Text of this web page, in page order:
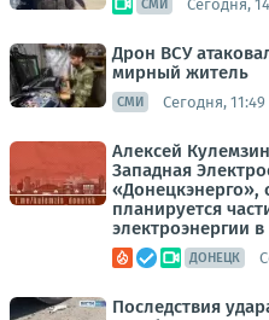
СМИ Сегодня,
Дрон ВСУ
мирный житель
СМИ Сегодня, 11:49
Алексей
Западная
«Донецкэнерго»,
планируется
электроэнергии
ДОНЕЦК
Последствия